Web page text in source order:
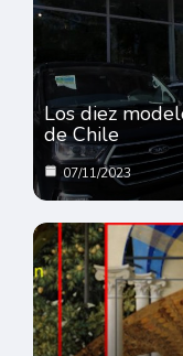
Los diez
de Chile
07/11/2023